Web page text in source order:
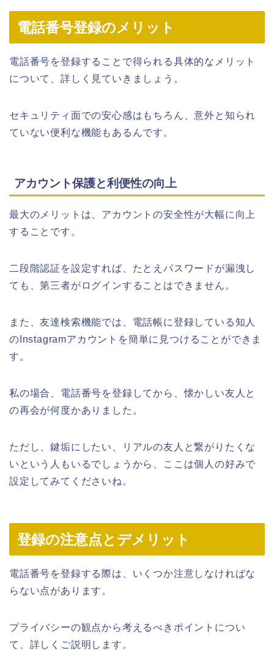
電話番号登録のメリット
電話番号を登録することで得られる具体的なメリット
について、詳しく見ていきましょう。
セキュリティ面での安心感はもちろん、意外と知られ
ていない便利な機能もあるんです。
アカウント保護と利便性の向上
最大のメリットは、アカウントの安全性が大幅に向上
することです。
二段階認証を設定すれば、たとえパスワードが漏洩し
ても、第三者がログインすることはできません。
また、友達検索機能では、電話帳に登録している知人
のInstagramアカウントを簡単に見つけることができま
す。
私の場合、電話番号を登録してから、懐かしい友人と
の再会が何度かありました。
ただし、鍵垢にしたい、リアルの友人と繋がりたくな
いという人もいるでしょうから、ここは個人の好みで
設定してみてくださいね。
登録の注意点とデメリット
電話番号を登録する際は、いくつか注意しなければな
らない点があります。
プライバシーの観点から考えるべきポイントについ
て、詳しくご説明します。